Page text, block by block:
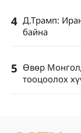
4 Д.Трамп:
байна
5 Өвөр
тооцоолох